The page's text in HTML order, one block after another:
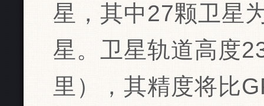
星，其中27颗卫星
星。卫星轨道高度
里），其精度将比